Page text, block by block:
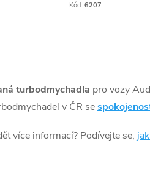
Kód:6207
turbodmychadla pro vozy
v ČR se
více informací? Podívejte se,